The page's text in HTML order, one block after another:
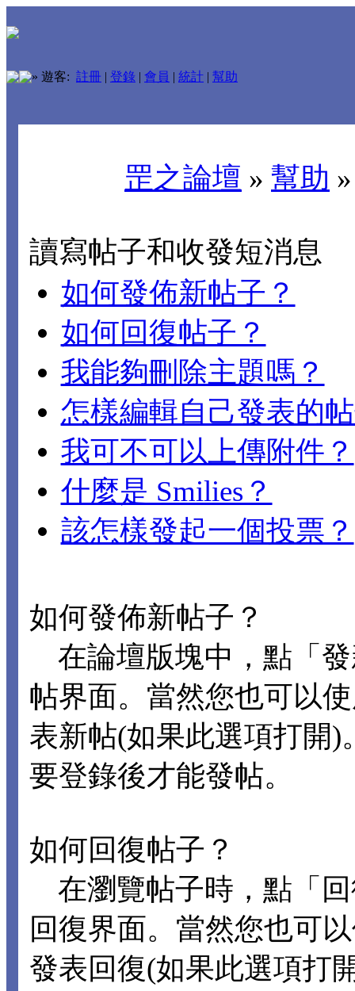
» 遊客: 註冊 | 登錄 | 會員 | 統計 | 幫助
罡之論壇 » 幫助
讀寫帖子和收發短消息
如何發佈新帖子？
如何回復帖子？
我能夠刪除主題嗎？
怎樣編輯自己發表的
我可不可以上傳附件？
什麼是 Smilies？
該怎樣發起一個投票？
如何發佈新帖子？
在論壇版塊中，點「
帖界面。當然您也可以
表新帖(如果此選項打開
要登錄後才能發帖。
如何回復帖子？
在瀏覽帖子時，點「
回復界面。當然您也可
發表回復(如果此選項打